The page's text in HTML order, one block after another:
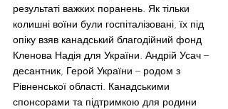
результаті важких поранень. Як тільки
колишні воїни були госпіталізовані, їх під
опіку взяв канадський благодійний фонд
Кленова Надія для України. Андрій Усач –
десантник, Герой України – родом з
Рівненської області. Канадськими
спонсорами та підтримкою для родини